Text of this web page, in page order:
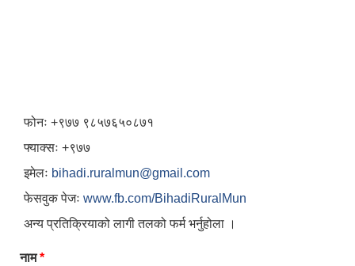
फोनः +९७७ ९८५७६५०८७१
फ्याक्सः +९७७
इमेलः bihadi.ruralmun@gmail.com
फेसवुक पेजः www.fb.com/BihadiRuralMun
अन्य प्रतिक्रियाको लागी तलको फर्म भर्नुहोला ।
नाम*